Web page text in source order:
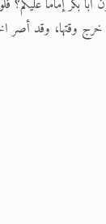
وقتها، وقد أصر